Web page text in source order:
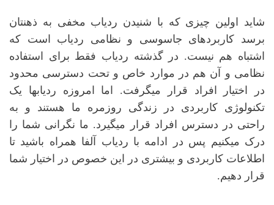
شاید اولین چیزی که با شنیدن ردیاب مخفی به ذهنتان
برسد کاربردهای جاسوسی و نظامی ردیاب است که
اشتباه هم نیست. در گذشته ردیاب فقط برای استفاده
نظامی و آن هم در موارد خاص و تحت دسترسی محدود
در اختیار افراد قرار میگرفت. اما امروزه ردیابها یک
تکنولوژی کاربردی در زندگی روزمره ما هستند و به
راحتی در دسترس افراد قرار میگیرد. ما نگرانی شما را
درک میکنیم پس در ادامه با ردیاب آلفا همراه باشید تا
اطلاعات کاربردی و بیشتری در این خصوص در اختیار شما
قرار دهیم.